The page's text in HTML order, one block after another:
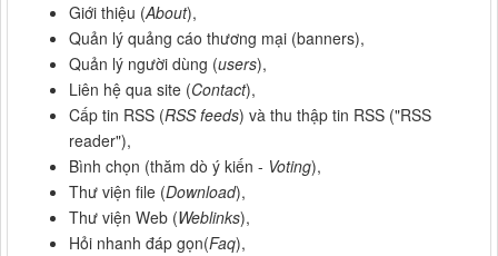
Giới thiệu (About),
Quản lý quảng cáo thương mại (banners),
Quản lý người dùng (users),
Liên hệ qua site (Contact),
Cấp tin RSS (RSS feeds) và thu thập tin RSS ("RSS
reader"),
Bình chọn (thăm dò ý kiến - Voting),
Thư viện file (Download),
Thư viện Web (Weblinks),
Hỏi nhanh đáp gọn(Faq),